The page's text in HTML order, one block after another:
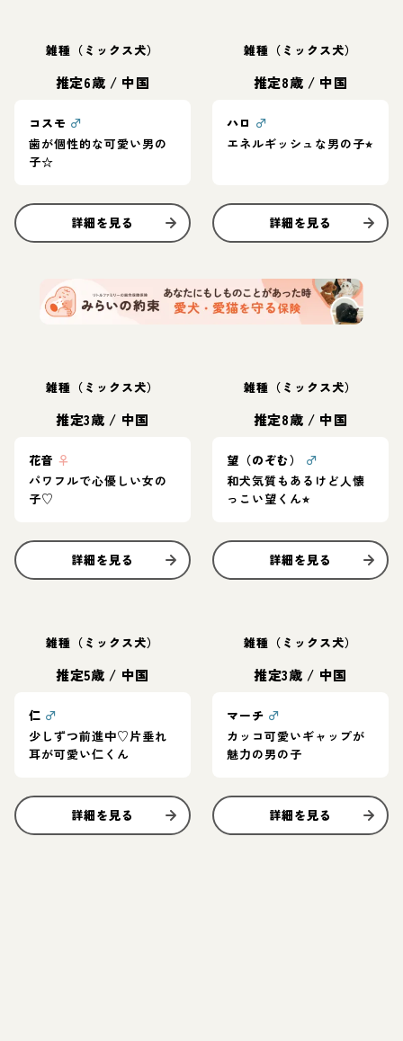
雑種（ミックス犬）
推定6歳 / 中国
コスモ ♂
歯が個性的な可愛い男の
子☆
詳細を見る
雑種（ミックス犬）
推定8歳 / 中国
ハロ ♂
エネルギッシュな男の子⭐︎
詳細を見る
雑種（ミックス犬）
推定3歳 / 中国
花音 ♀
パワフルで心優しい女の
子♡
詳細を見る
雑種（ミックス犬）
推定8歳 / 中国
望（のぞむ）
♂
和犬気質もあるけど人懐
っこい望くん⭐︎
詳細を見る
雑種（ミックス犬）
推定5歳 / 中国
仁 ♂
少しずつ前進中♡片垂れ
耳が可愛い仁くん
詳細を見る
雑種（ミックス犬）
推定3歳 / 中国
マーチ ♂
カッコ可愛いギャップが
魅力の男の子
詳細を見る